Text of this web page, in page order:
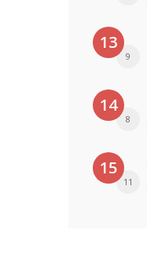
13
9
14
8
15
11